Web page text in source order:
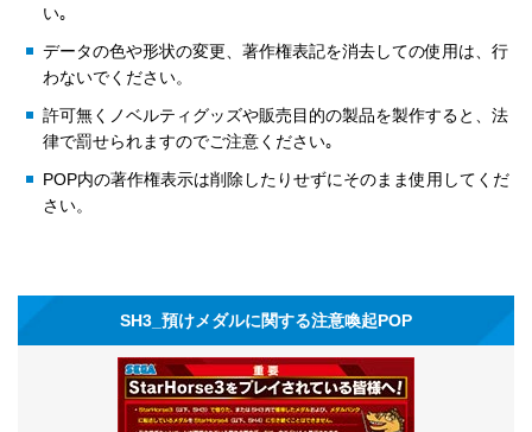
い｡
データの色や形状の変更、著作権表記を消去しての使用は、行
わないでください。
許可無くノベルティグッズや販売目的の製品を製作すると、法
律で罰せられますのでご注意ください｡
POP内の著作権表示は削除したりせずにそのまま使用してくだ
さい。
SH3_預けメダルに関する注意喚起POP